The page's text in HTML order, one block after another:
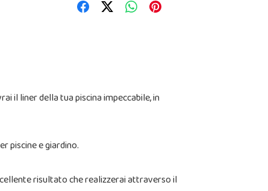
il liner della tua piscina impeccabile, in
piscine e giardino.
risultato che realizzerai attraverso il